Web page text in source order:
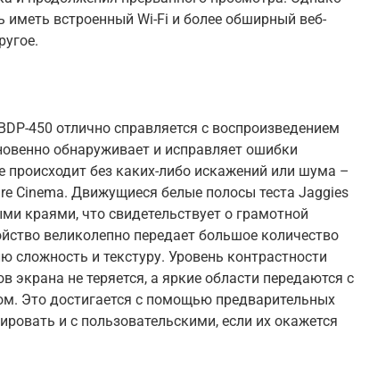
иметь встроенный Wi-Fi и более обширный веб-
450 отлично справляется с воспроизведением
обнаруживает и исправляет ошибки
без каких-либо искажений или шума –
Cinema. Движущиеся белые полосы теста Jaggies
краями, что свидетельствует о грамотной
великолепно передает большое количество
и текстуру. Уровень контрастности
экрана не теряется, а яркие области передаются с
Это достигается с помощью предварительных
и с пользовательскими, если их окажется